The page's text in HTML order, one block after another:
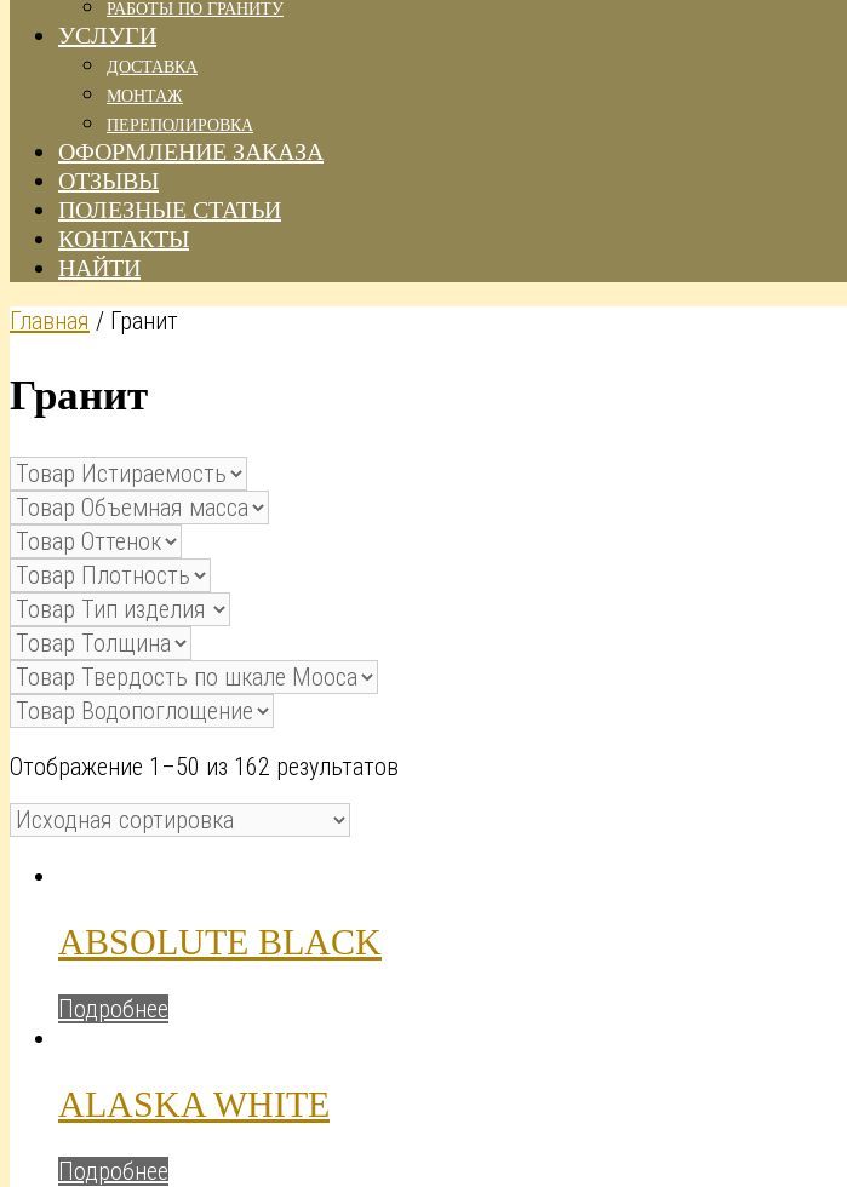
РАБОТЫ ПО ГРАНИТУ
УСЛУГИ
ДОСТАВКА
МОНТАЖ
ПЕРЕПОЛИРОВКА
ОФОРМЛЕНИЕ ЗАКАЗА
ОТЗЫВЫ
ПОЛЕЗНЫЕ СТАТЬИ
КОНТАКТЫ
НАЙТИ
Главная / Гранит
Гранит
Отображение 1–50 из 162 результатов
ABSOLUTE BLACK
Подробнее
ALASKA WHITE
Подробнее